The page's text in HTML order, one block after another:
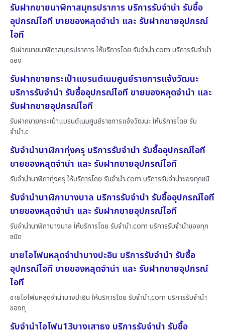
รับฝากขายนาฬิกาสมุทรปราการ บริการรับจำนำ รับซื้อ
อุปกรณ์ไอที ขายของหลุดจำนำ และ รับฝากขายอุปกรณ์
ไอที
รับฝากขายนาฬิกาสมุทรปราการ ให้บริการโดย รับจํานํา.com บริการรับจำนำ
ของ
รับฝากขายกระเป๋าแบรนด์เนมศูนย์ราชการแจ้งวัฒนะ
บริการรับจำนำ รับซื้ออุปกรณ์ไอที ขายของหลุดจำนำ และ
รับฝากขายอุปกรณ์ไอที
รับฝากขายกระเป๋าแบรนด์เนมศูนย์ราชการแจ้งวัฒนะ ให้บริการโดย รับ
จํานํา.c
รับจำนำนาฬิกาทุ่งครุ บริการรับจำนำ รับซื้ออุปกรณ์ไอที
ขายของหลุดจำนำ และ รับฝากขายอุปกรณ์ไอที
รับจำนำนาฬิกาทุ่งครุ ให้บริการโดย รับจํานํา.com บริการรับจำนำของทุกชนิ
รับจำนำนาฬิกาบางบาล บริการรับจำนำ รับซื้ออุปกรณ์ไอที
ขายของหลุดจำนำ และ รับฝากขายอุปกรณ์ไอที
รับจำนำนาฬิกาบางบาล ให้บริการโดย รับจํานํา.com บริการรับจำนำของทุก
ชนิด
ขายไอโฟนหลุดจำนำบางปะอิน บริการรับจำนำ รับซื้อ
อุปกรณ์ไอที ขายของหลุดจำนำ และ รับฝากขายอุปกรณ์
ไอที
ขายไอโฟนหลุดจำนำบางปะอิน ให้บริการโดย รับจํานํา.com บริการรับจำนำ
ของทุ
รับจำนำไอโฟน13บางเสาธง บริการรับจำนำ รับซื้อ